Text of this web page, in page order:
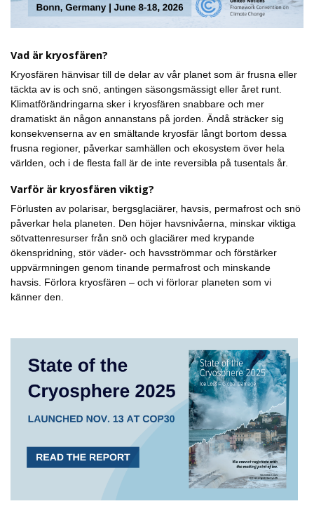
Vad är kryosfären?
Kryosfären hänvisar till de delar av vår planet som är frusna eller
täckta av is och snö, antingen säsongsmässigt eller året runt.
Klimatförändringarna sker i kryosfären snabbare och mer
dramatiskt än någon annanstans på jorden. Ändå sträcker sig
konsekvenserna av en smältande kryosfär långt bortom dessa
frusna regioner, påverkar samhällen och ekosystem över hela
världen, och i de flesta fall är de inte reversibla på tusentals år.
Varför är kryosfären viktig?
Förlusten av polarisar, bergsglaciärer, havsis, permafrost och snö
påverkar hela planeten. Den höjer havsnivåerna, minskar viktiga
sötvattenresurser från snö och glaciärer med krypande
ökenspridning, stör väder- och havsströmmar och förstärker
uppvärmningen genom tinande permafrost och minskande
havsis. Förlora kryosfären – och vi förlorar planeten som vi
känner den.